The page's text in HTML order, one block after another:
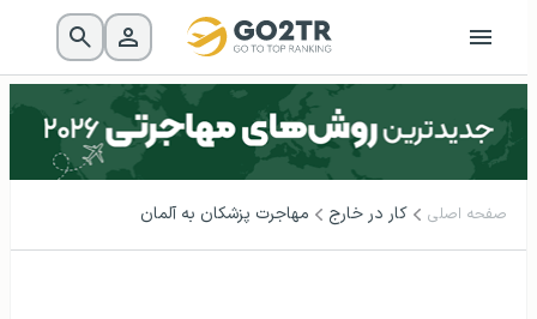
صفحه اصلی کار در خارج مهاجرت پزشکان به آلمان